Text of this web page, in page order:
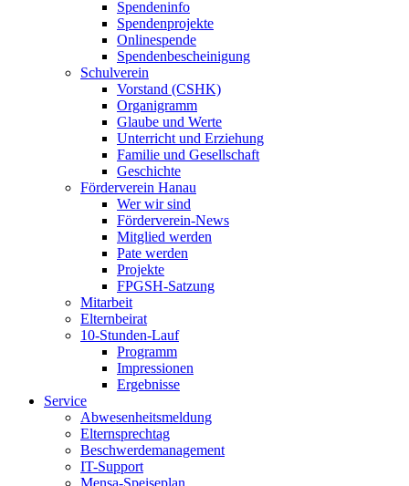
Spendeninfo
Spendenprojekte
Onlinespende
Spendenbescheinigung
Schulverein
Vorstand (CSHK)
Organigramm
Glaube und Werte
Unterricht und Erziehung
Familie und Gesellschaft
Geschichte
Förderverein Hanau
Wer wir sind
Förderverein-News
Mitglied werden
Pate werden
Projekte
FPGSH-Satzung
Mitarbeit
Elternbeirat
10-Stunden-Lauf
Programm
Impressionen
Ergebnisse
Service
Abwesenheitsmeldung
Elternsprechtag
Beschwerdemanagement
IT-Support
Mensa-Speiseplan